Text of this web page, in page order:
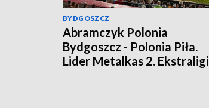
BYDGOSZCZ
Abramczyk Polonia
Bydgoszcz - Polonia Piła.
Lider Metalkas 2. Ekstraligi